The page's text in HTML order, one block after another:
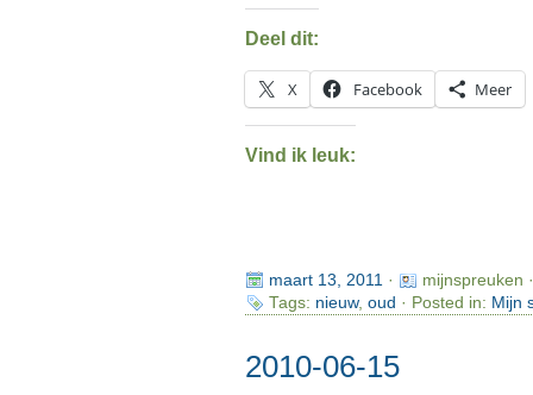
Deel dit:
X Facebook Meer
Vind ik leuk:
maart 13, 2011 ·
mijnspreuken
Tags: nieuw, oud · Posted in: Mijn
2010-06-15